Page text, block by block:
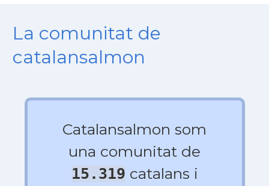
La comunitat de
catalansalmon
Catalansalmon som
una comunitat de
15.319 catalans i